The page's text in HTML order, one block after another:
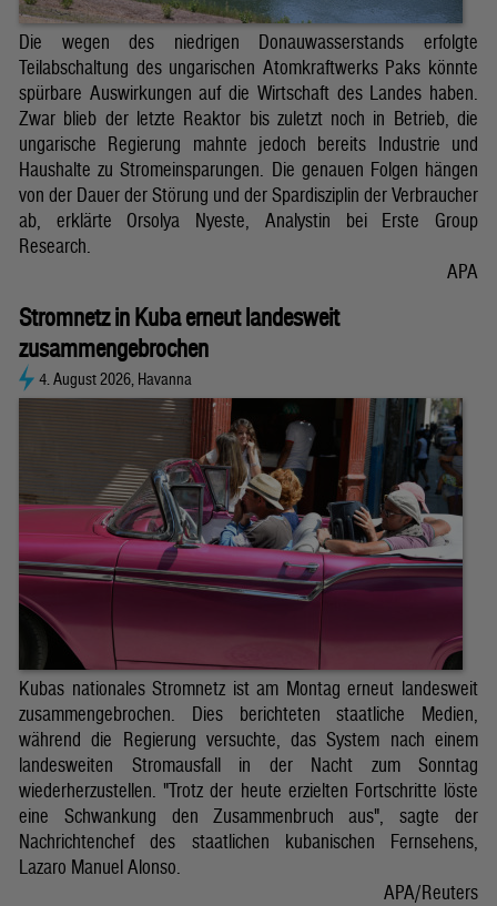
Die wegen des niedrigen Donauwasserstands erfolgte
Teilabschaltung des ungarischen Atomkraftwerks Paks könnte
spürbare Auswirkungen auf die Wirtschaft des Landes haben.
Zwar blieb der letzte Reaktor bis zuletzt noch in Betrieb, die
ungarische Regierung mahnte jedoch bereits Industrie und
Haushalte zu Stromeinsparungen. Die genauen Folgen hängen
von der Dauer der Störung und der Spardisziplin der Verbraucher
ab, erklärte Orsolya Nyeste, Analystin bei Erste Group
Research.
APA
Stromnetz in Kuba erneut landesweit
zusammengebrochen
4. August 2026, Havanna
Kubas nationales Stromnetz ist am Montag erneut landesweit
zusammengebrochen. Dies berichteten staatliche Medien,
während die Regierung versuchte, das System nach einem
landesweiten Stromausfall in der Nacht zum Sonntag
wiederherzustellen. "Trotz der heute erzielten Fortschritte löste
eine Schwankung den Zusammenbruch aus", sagte der
Nachrichtenchef des staatlichen kubanischen Fernsehens,
Lazaro Manuel Alonso.
APA/Reuters